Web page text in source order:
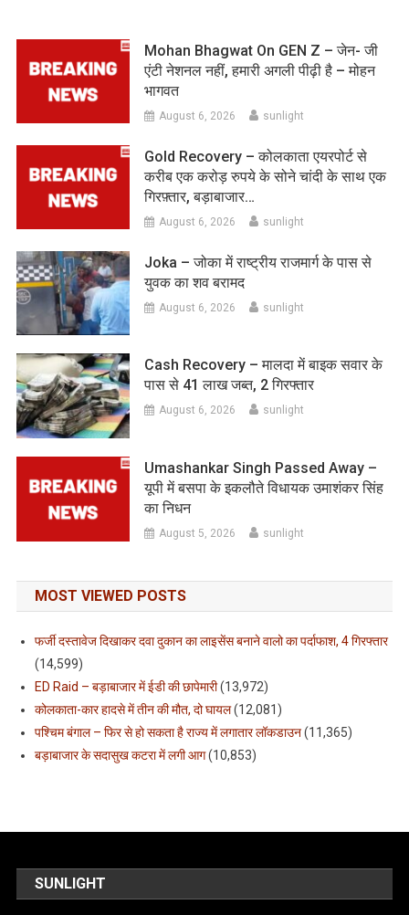
Mohan Bhagwat On GEN Z – जेन- जी
एंटी नेशनल नहीं, हमारी अगली पीढ़ी है – मोहन
भागवत
August 6, 2026 sunlight
Gold Recovery – कोलकाता एयरपोर्ट से
करीब एक करोड़ रुपये के सोने चांदी के साथ एक
गिरफ़्तार, बड़ाबाजार…
August 6, 2026 sunlight
Joka – जोका में राष्ट्रीय राजमार्ग के पास से
युवक का शव बरामद
August 6, 2026 sunlight
Cash Recovery – मालदा में बाइक सवार के
पास से 41 लाख जब्त, 2 गिरफ्तार
August 6, 2026 sunlight
Umashankar Singh Passed Away –
यूपी में बसपा के इकलौते विधायक उमाशंकर सिंह
का निधन
August 5, 2026 sunlight
MOST VIEWED POSTS
फर्जी दस्तावेज दिखाकर दवा दुकान का लाइसेंस बनाने वालो का पर्दाफाश, 4 गिरफ्तार
(14,599)
ED Raid – बड़ाबाजार में ईडी की छापेमारी(13,972)
कोलकाता-कार हादसे में तीन की मौत, दो घायल(12,081)
पश्चिम बंगाल – फिर से हो सकता है राज्य में लगातार लॉकडाउन(11,365)
बड़ाबाजार के सदासुख कटरा में लगी आग(10,853)
SUNLIGHT